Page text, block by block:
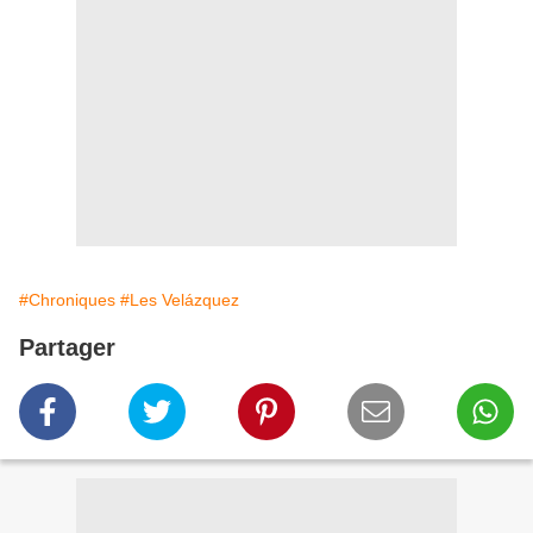
#Chroniques #Les Velázquez
Partager